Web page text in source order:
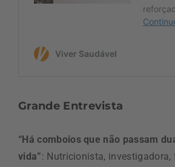
Grande Entrevista
“Há comboios que não passam
vida”: Nutricionista, investigadora,